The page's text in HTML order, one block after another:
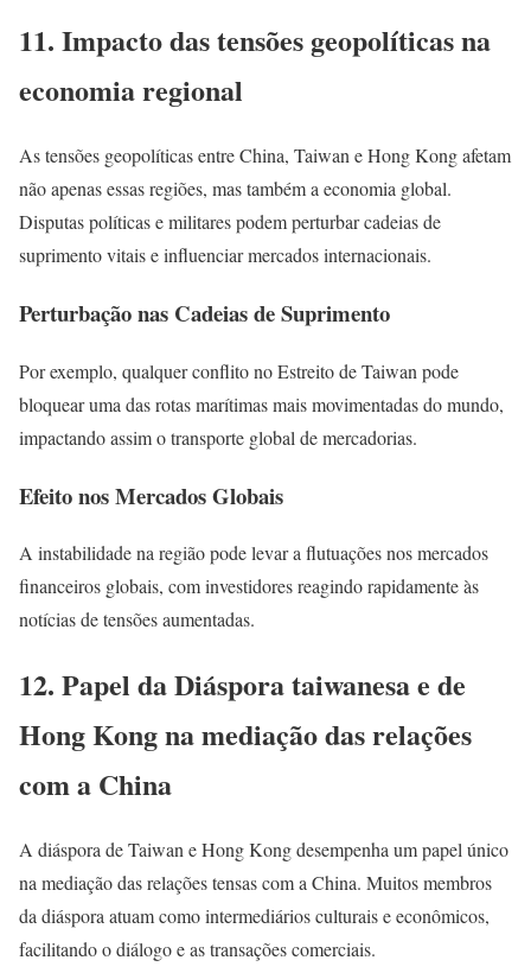
11. Impacto das tensões geopolíticas na
economia regional
As tensões geopolíticas entre China, Taiwan e Hong Kong afetam
não apenas essas regiões, mas também a economia global.
Disputas políticas e militares podem perturbar cadeias de
suprimento vitais e influenciar mercados internacionais.
Perturbação nas Cadeias de Suprimento
Por exemplo, qualquer conflito no Estreito de Taiwan pode
bloquear uma das rotas marítimas mais movimentadas do mundo,
impactando assim o transporte global de mercadorias.
Efeito nos Mercados Globais
A instabilidade na região pode levar a flutuações nos mercados
financeiros globais, com investidores reagindo rapidamente às
notícias de tensões aumentadas.
12. Papel da Diáspora taiwanesa e de
Hong Kong na mediação das relações
com a China
A diáspora de Taiwan e Hong Kong desempenha um papel único
na mediação das relações tensas com a China. Muitos membros
da diáspora atuam como intermediários culturais e econômicos,
facilitando o diálogo e as transações comerciais.